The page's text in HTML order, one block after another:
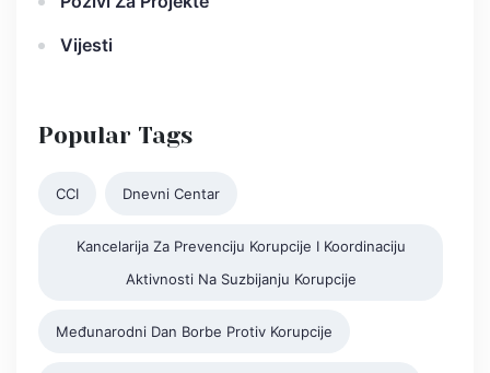
Vijesti
Popular Tags
CCI Dnevni Centar
Kancelarija Za Prevenciju Korupcije I Koordinaciju
Aktivnosti Na Suzbijanju Korupcije
Međunarodni Dan Borbe Protiv Korupcije